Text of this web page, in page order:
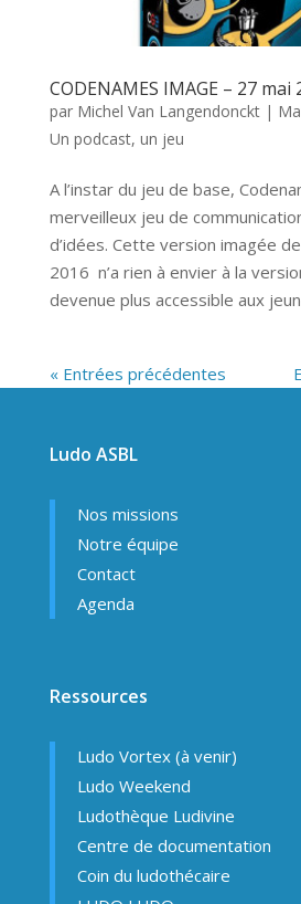
CODENAMES IMAGE – 27 mai
par Michel Van Langendonckt|
Un podcast, un jeu
A l’instar du jeu de base,
merveilleux jeu de
d’idées. Cette version imagée
2016 n’a rien à envier à la
devenue plus accessible aux
« Entrées précédentes
Ludo ASBL
Nos missions
Notre équipe
Contact
Agenda
Ressources
Ludo Vortex (à venir)
Ludo Weekend
Ludothèque Ludivine
Centre de documentation
Coin du ludothécaire